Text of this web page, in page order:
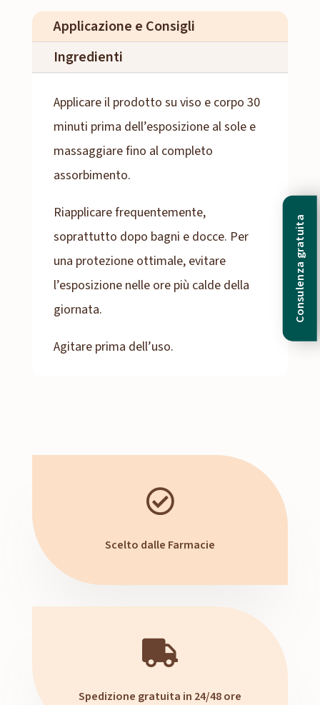
Applicazione e Consigli
Ingredienti
Applicare il prodotto su viso e corpo 30
minuti prima dell’esposizione al sole e
massaggiare fino al completo
assorbimento.
Riapplicare frequentemente,
soprattutto dopo bagni e docce. Per
una protezione ottimale, evitare
l’esposizione nelle ore più calde della
giornata.
Agitare prima dell’uso.

Scelto dalle Farmacie

Spedizione gratuita in 24/48 ore
Consulenza gratuita